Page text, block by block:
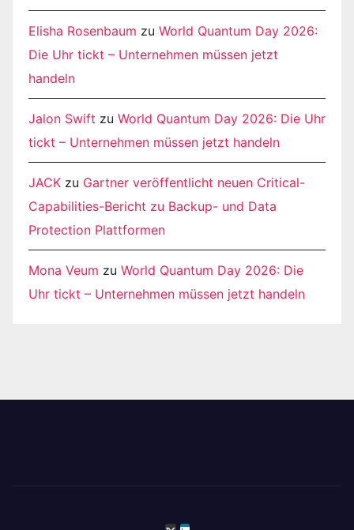
Elisha Rosenbaum zu World Quantum Day 2026:
Die Uhr tickt – Unternehmen müssen jetzt
handeln
Jalon Swift zu World Quantum Day 2026: Die Uhr
tickt – Unternehmen müssen jetzt handeln
JACK zu Gartner veröffentlicht neuen Critical-
Capabilities-Bericht zu Backup- und Data
Protection Plattformen
Mona Veum zu World Quantum Day 2026: Die
Uhr tickt – Unternehmen müssen jetzt handeln